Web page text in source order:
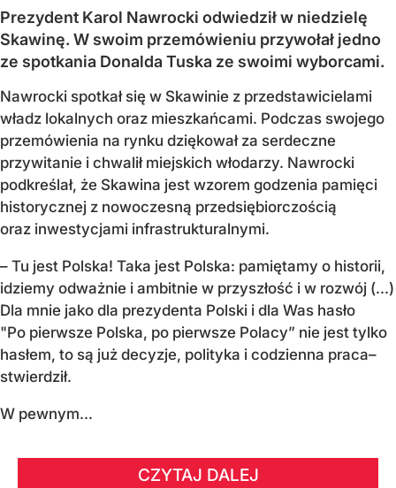
Prezydent Karol Nawrocki odwiedził w niedzielę
Skawinę. W swoim przemówieniu przywołał jedno
ze spotkania Donalda Tuska ze swoimi wyborcami.
Nawrocki spotkał się w Skawinie z przedstawicielami
władz lokalnych oraz mieszkańcami. Podczas swojego
przemówienia na rynku dziękował za serdeczne
przywitanie i chwalił miejskich włodarzy. Nawrocki
podkreślał, że Skawina jest wzorem godzenia pamięci
historycznej z nowoczesną przedsiębiorczością
oraz inwestycjami infrastrukturalnymi.
– Tu jest Polska! Taka jest Polska: pamiętamy o historii,
idziemy odważnie i ambitnie w przyszłość i w rozwój (...)
Dla mnie jako dla prezydenta Polski i dla Was hasło
"Po pierwsze Polska, po pierwsze Polacy” nie jest tylko
hasłem, to są już decyzje, polityka i codzienna praca–
stwierdził.
W pewnym...
CZYTAJ DALEJ